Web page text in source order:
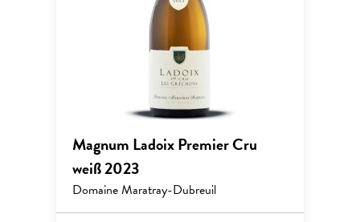
Magnum Ladoix Premier Cru
weiß 2023
Domaine Maratray-Dubreuil